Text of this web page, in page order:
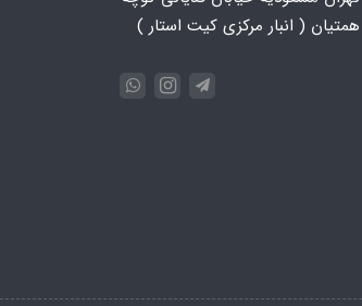
همتیان ( انبار مرکزی کیت استار )